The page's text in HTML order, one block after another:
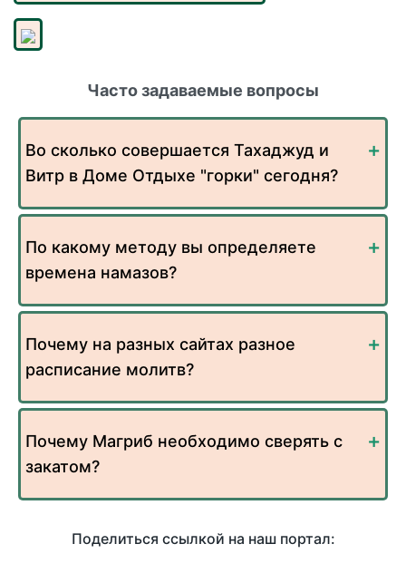
Часто задаваемые вопросы
Во сколько совершается Тахаджуд и
Витр в Доме Отдыхе "горки" сегодня?
По какому методу вы определяете
времена намазов?
Почему на разных сайтах разное
расписание молитв?
Почему Магриб необходимо сверять с
закатом?
Поделиться ссылкой на наш портал: